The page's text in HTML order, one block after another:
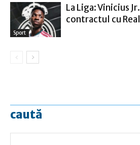
Sport
La Liga: Vinicius
contractul cu
caută